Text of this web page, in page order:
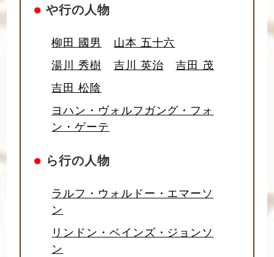
● や行の人物
柳田 國男
山本 五十六
湯川 秀樹
吉川 英治
吉田 茂
吉田 松陰
ヨハン・ヴォルフガング・フォ
ン・ゲーテ
● ら行の人物
ラルフ・ウォルドー・エマーソ
ン
リンドン・ベインズ・ジョンソ
ン